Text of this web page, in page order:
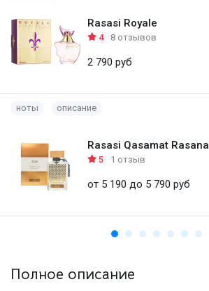
Rasasi Royale
4 8 отзывов
2 790 руб
ноты описание
Rasasi Qasamat Rasana
5 1 отзыв
от 5 190 до 5 790 руб
Полное описание